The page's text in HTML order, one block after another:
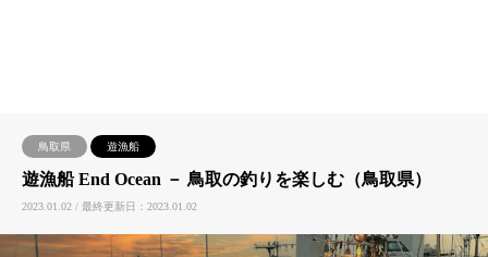
鳥取県 遊漁船
遊漁船 End Ocean － 鳥取の釣りを楽しむ（鳥取県）
2023.01.02 / 最終更新日：2023.01.02